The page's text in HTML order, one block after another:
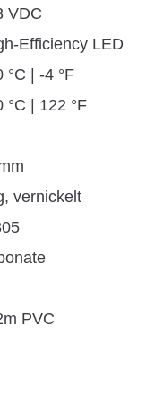
VDC
Efficiency LED
°C | -4 °F
°C | 122 °F
vernickelt
PVC